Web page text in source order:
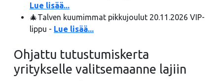
Lue lisää...
🎄Talven kuumimmat pikkujoulut 20.11.2026 VIP-
lippu - Lue lisää...
Ohjattu tutustumiskerta
yritykselle valitsemaanne lajiin